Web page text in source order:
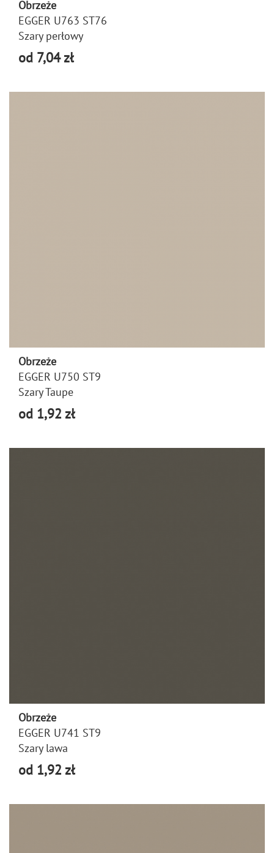
Obrzeże
EGGER U763 ST76
Szary perłowy
od 7,04 zł
Obrzeże
EGGER U750 ST9
Szary Taupe
od 1,92 zł
Obrzeże
EGGER U741 ST9
Szary lawa
od 1,92 zł